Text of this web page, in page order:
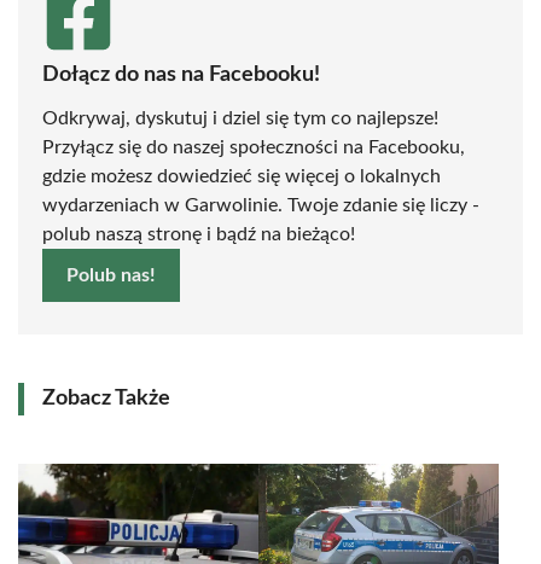
Dołącz do nas na Facebooku!
Odkrywaj, dyskutuj i dziel się tym co najlepsze!
Przyłącz się do naszej społeczności na Facebooku,
gdzie możesz dowiedzieć się więcej o lokalnych
wydarzeniach w Garwolinie. Twoje zdanie się liczy -
polub naszą stronę i bądź na bieżąco!
Polub nas!
Zobacz Także